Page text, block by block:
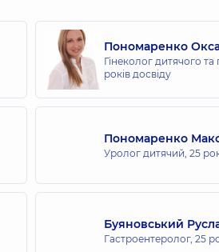
Пономаренко
Гінеколог дитячого та
років досвіду
Пономаренко
Уролог дитячий, 25
Буяновський
Гастроентеролог, 25